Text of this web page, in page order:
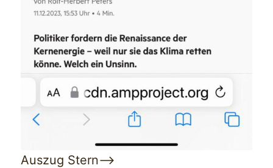
Auszug Stern—>